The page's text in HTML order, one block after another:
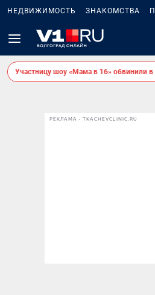
НЕДВИЖИМОСТЬ ЗНАКОМСТВА
Участницу шоу «Мама в 16» обвинили в
РЕКЛАМА • TKACHEVCLINIC.RU